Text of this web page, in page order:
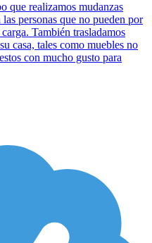
que realizamos mudanzas
personas que no pueden por
También trasladamos
casa, tales como muebles no
con mucho gusto para